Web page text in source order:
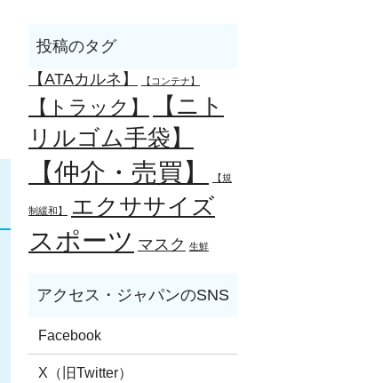
【ATAカルネ】 【コンテナ】
【トラック】
【ニト
リルゴム手袋】
【仲介・売買】 【規
制緩和】 エクササイズ
スポーツ マスク 生鮮
Facebook
X（旧Twitter）